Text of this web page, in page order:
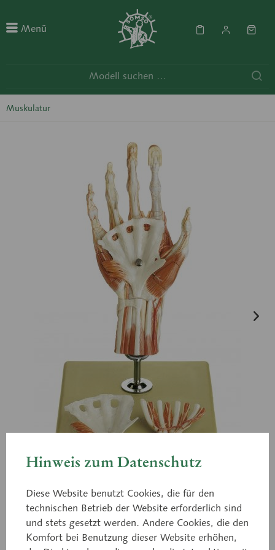
Menü
Muskulatur
NS 13/1
Hinweis zum Datenschutz
Diese Website benutzt Cookies, die für den
technischen Betrieb der Website erforderlich sind
und stets gesetzt werden. Andere Cookies, die den
Komfort bei Benutzung dieser Website erhöhen,